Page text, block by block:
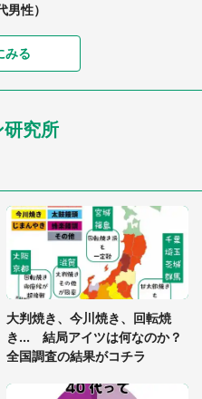
性）
」「事件性を感じる」 ふわふ
て、あなたにこれをあげる」
本当に気持ち悪い」 道端でバ
生の野菜〟に6.5万人戦慄
幹線で大パニック。隣席の青
とお願いしたら...」 体験談に
みる
究所
大判焼き、今川焼き、回転焼
き... 結局アイツは何なのか？
全国調査の結果がコチラ